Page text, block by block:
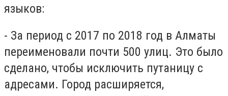
языков:
- За период с 2017 по 2018 год в Алматы
переименовали почти 500 улиц. Это было
сделано, чтобы исключить путаницу с
адресами. Город расширяется,